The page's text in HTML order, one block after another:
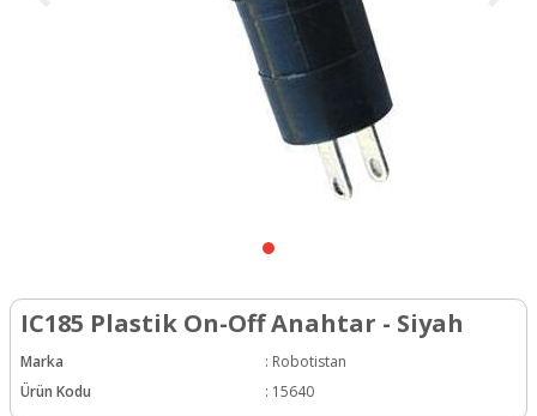
IC185 Plastik On-Off Anahtar - Siyah
Marka : Robotistan
Ürün Kodu
: 15640